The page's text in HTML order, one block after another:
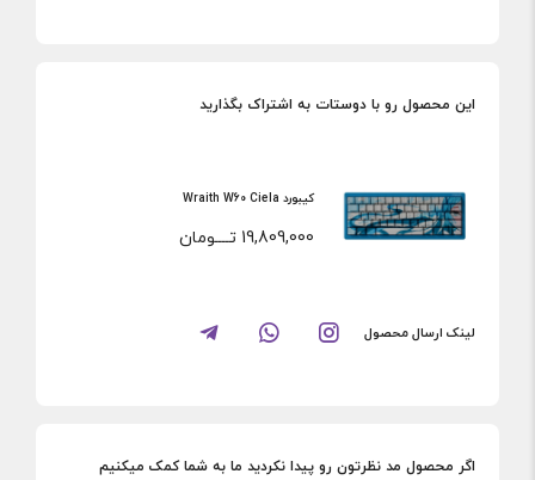
این محصول رو با دوستات به اشتراک بگذارید
کیبورد Wraith W60 Ciela
19,809,000 تــــومان
لینک ارسال محصول
اگر محصول مد نظرتون رو پیدا نکردید ما به شما کمک میکنیم